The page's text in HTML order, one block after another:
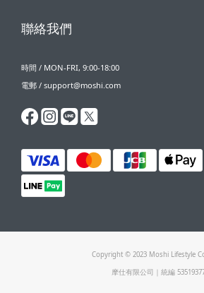
聯絡我們
時間 / MON-FRI, 9:00-18:00
電郵 / support@moshi.com
Copyright © 2023 Moshi Lifestyle
摩仕有限公司｜統編